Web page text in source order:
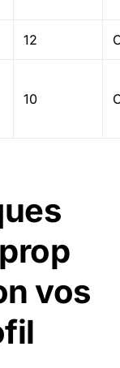
12
10
vos